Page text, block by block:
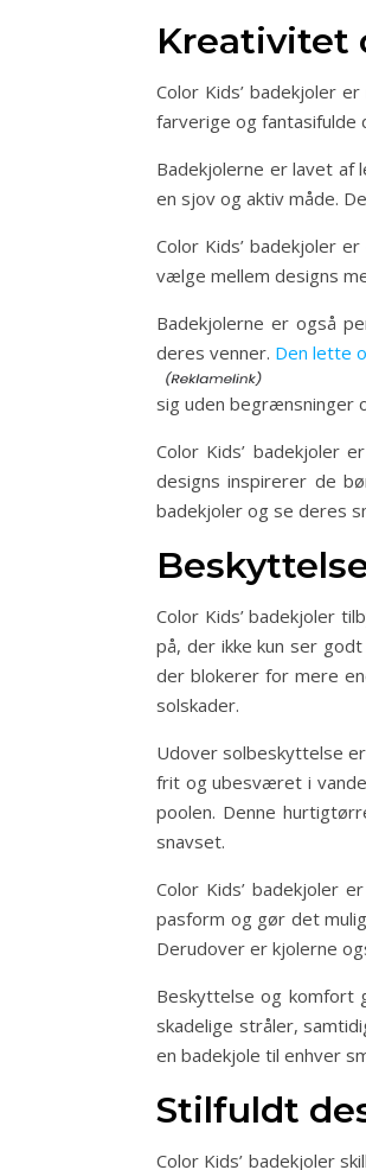
Kreativitet
Color Kids’ badekjoler
farverige og fantasifulde
Badekjolerne er lavet af
en sjov og aktiv måde.
Color Kids’ badekjoler
vælge mellem designs
Badekjolerne er også
deres venner. Den lette
sig uden begrænsninger
Color Kids’ badekjoler
designs inspirerer de
badekjoler og se deres
Color Kids’ badekjoler
på, der ikke kun ser
der blokerer for mere
solskader.
Udover solbeskyttelse
frit og ubesværet i
poolen. Denne
snavset.
Color Kids’ badekjoler
pasform og gør det
Derudover er kjolerne
Beskyttelse og komfort
skadelige stråler,
en badekjole til enhver
Stilfuldt
Color Kids’ badekjoler